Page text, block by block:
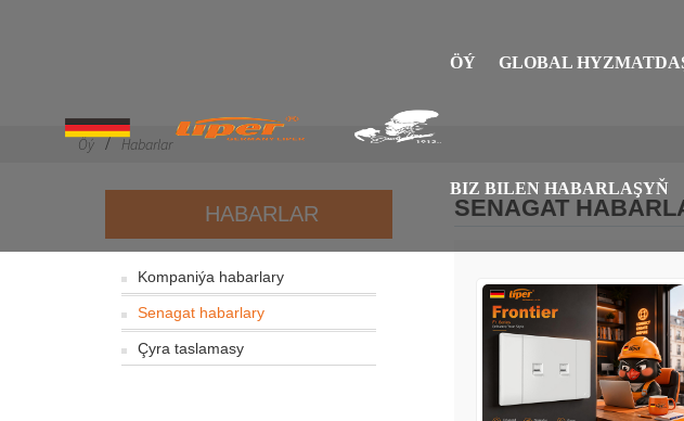
ÖÝ GLOBAL
BIZ BILEN HABARLAŞYŇ
Öý Habarlar
HABARLAR
Kompaniýa habarlary
Senagat habarlary
Çyra taslamasy
SENAGAT